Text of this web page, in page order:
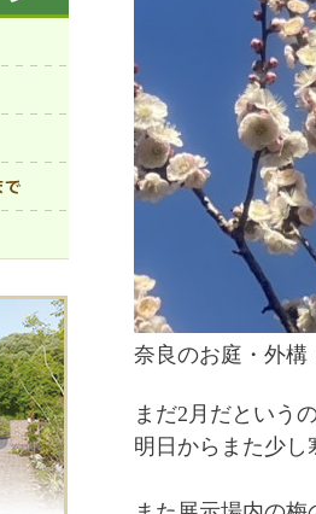
奈良のお庭・外構
まだ2月だという
明日からまた少し